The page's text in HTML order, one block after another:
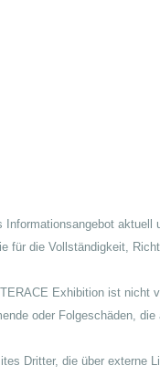
für die Vollständigkeit,
Exhibition ist nicht
oder Folgeschäden, die
Dritter, die über externe